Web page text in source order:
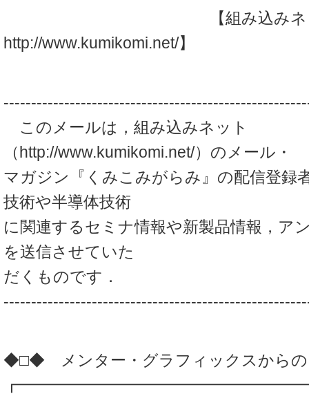
【組み込みネッ
http://www.kumikomi.net/】
このメールは，組み込みネット
（http://www.kumikomi.net/）のメール・
マガジン『くみこみがらみ』の配信登録
技術や半導体技術
に関連するセミナ情報や新製品情報，ア
を送信させていた
だくものです．
◆□◆ メンター・グラフィックスから